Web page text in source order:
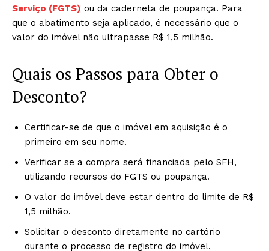
Serviço (FGTS) ou da caderneta de poupança. Para
que o abatimento seja aplicado, é necessário que o
valor do imóvel não ultrapasse R$ 1,5 milhão.
Quais os Passos para Obter o
Desconto?
Certificar-se de que o imóvel em aquisição é o
primeiro em seu nome.
Verificar se a compra será financiada pelo SFH,
utilizando recursos do FGTS ou poupança.
O valor do imóvel deve estar dentro do limite de R$
1,5 milhão.
Solicitar o desconto diretamente no cartório
durante o processo de registro do imóvel.